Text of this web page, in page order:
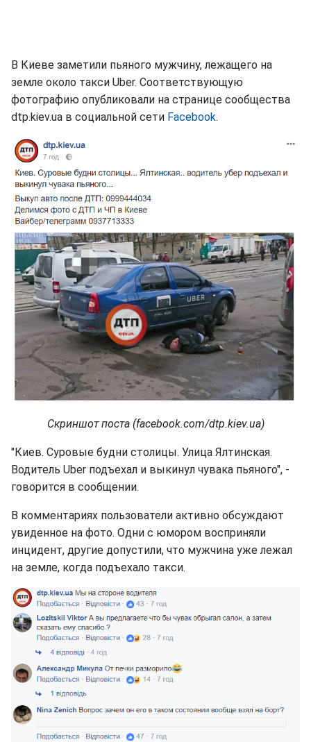
В Киеве заметили пьяного мужчину, лежащего на
земле около такси Uber. Соответствующую
фотографию опубликовали на странице сообщества
dtp.kiev.ua в социальной сети Facebook.
Скриншот поста (facebook.com/dtp.kiev.ua)
"Киев. Суровые будни столицы. Улица Ялтинская.
Водитель Uber подъехал и выкинул чувака пьяного", -
говорится в сообщении.
В комментариях пользователи активно обсуждают
увиденное на фото. Одни с юмором восприняли
инцидент, другие допустили, что мужчина уже лежал
на земле, когда подъехало такси.